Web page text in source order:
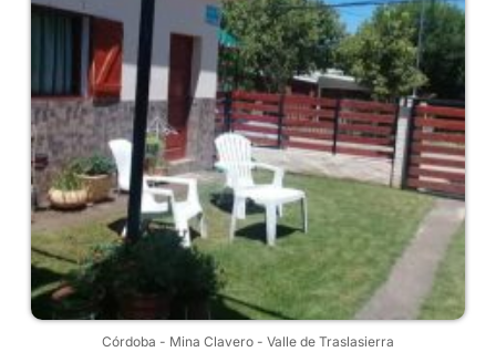
Córdoba - Mina Clavero - Valle de Traslasierra